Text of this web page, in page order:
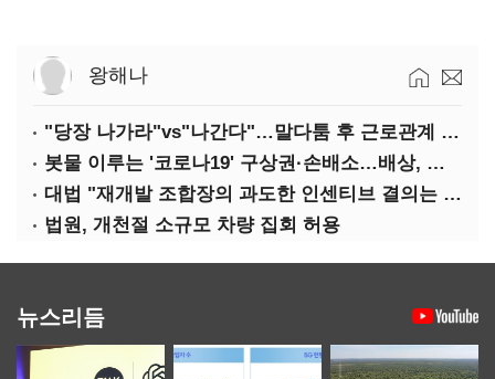
왕해나
"당장 나가라"vs"나간다"…말다툼 후 근로관계 종료는 부당해고
봇물 이루는 '코로나19' 구상권·손배소…배상, 쉽지 않다
대법 "재개발 조합장의 과도한 인센티브 결의는 무효"
법원, 개천절 소규모 차량 집회 허용
뉴스리듬